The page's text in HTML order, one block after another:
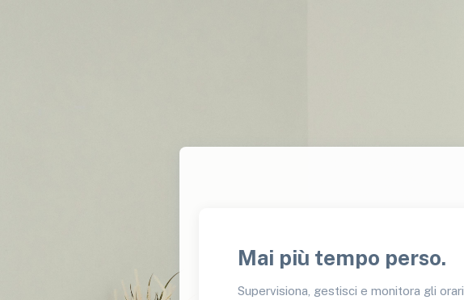
Mai più tempo perso.
Supervisiona, gestisci e monitora gli